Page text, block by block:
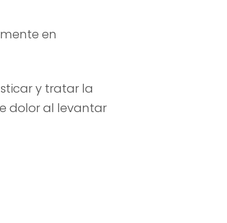
en
y tratar la
dolor al levantar